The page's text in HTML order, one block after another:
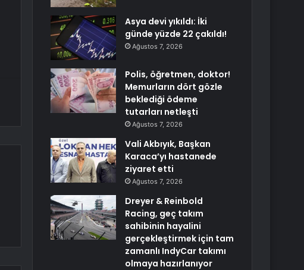
Asya devi yıkıldı: İki
günde yüzde 22 çakıldı!
Ağustos 7, 2026
Polis, öğretmen, doktor!
Memurların dört gözle
beklediği ödeme
tutarları netleşti
Ağustos 7, 2026
Vali Akbıyık, Başkan
Karaca’yı hastanede
ziyaret etti
Ağustos 7, 2026
Dreyer & Reinbold
Racing, geç takım
sahibinin hayalini
gerçekleştirmek için tam
zamanlı IndyCar takımı
olmaya hazırlanıyor